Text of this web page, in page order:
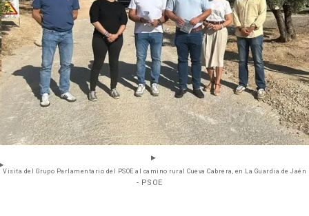
Visita del Grupo Parlamentario del PSOE al camino rural Cueva Cabrera, en La Guardia de Jaén
- PSOE